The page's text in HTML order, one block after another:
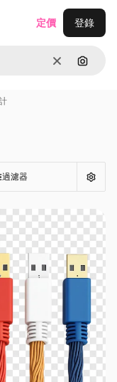
清除 通過圖
定價 登錄
過濾器